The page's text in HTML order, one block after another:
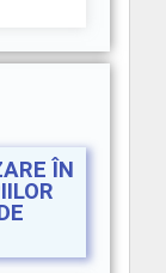
ÎN